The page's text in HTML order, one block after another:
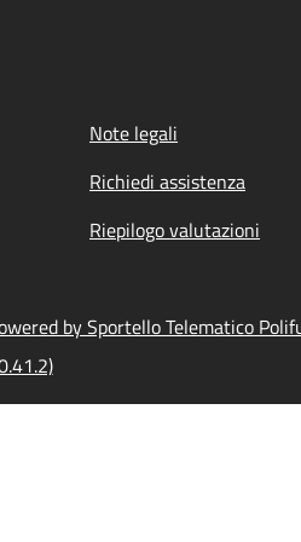
Note legali
Richiedi assistenza
Riepilogo valutazioni
by Sportello Telematico